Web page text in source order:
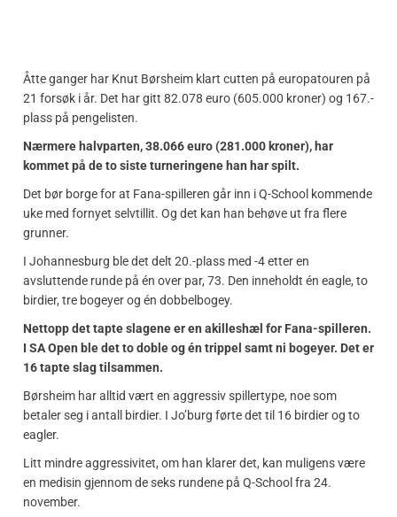
Åtte ganger har Knut Børsheim klart cutten på europatouren på
21 forsøk i år. Det har gitt 82.078 euro (605.000 kroner) og 167.-
plass på pengelisten.
Nærmere halvparten, 38.066 euro (281.000 kroner), har
kommet på de to siste turneringene han har spilt.
Det bør borge for at Fana-spilleren går inn i Q-School kommende
uke med fornyet selvtillit. Og det kan han behøve ut fra flere
grunner.
I Johannesburg ble det delt 20.-plass med -4 etter en
avsluttende runde på én over par, 73. Den inneholdt én eagle, to
birdier, tre bogeyer og én dobbelbogey.
Nettopp det tapte slagene er en akilleshæl for Fana-spilleren.
I SA Open ble det to doble og én trippel samt ni bogeyer. Det er
16 tapte slag tilsammen.
Børsheim har alltid vært en aggressiv spillertype, noe som
betaler seg i antall birdier. I Jo’burg førte det til 16 birdier og to
eagler.
Litt mindre aggressivitet, om han klarer det, kan muligens være
en medisin gjennom de seks rundene på Q-School fra 24.
november.